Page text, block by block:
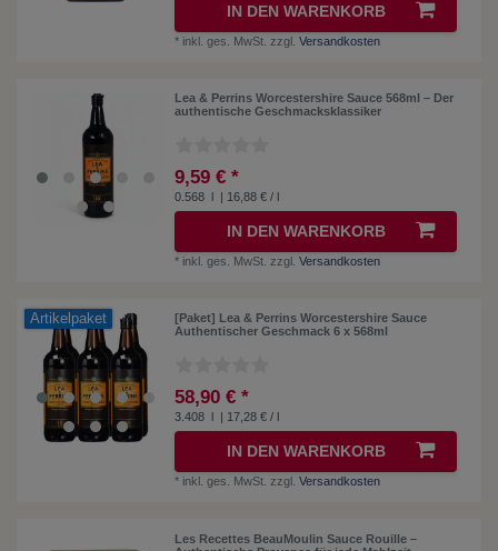
IN DEN WARENKORB
* inkl. ges. MwSt. zzgl.Versandkosten
Lea & Perrins Worcestershire Sauce 568ml – Der
authentische Geschmacksklassiker
9,59 € *
0.568 l | 16,88 € / l
IN DEN WARENKORB
* inkl. ges. MwSt. zzgl.Versandkosten
Artikelpaket
[Paket] Lea & Perrins Worcestershire Sauce
Authentischer Geschmack 6 x 568ml
58,90 € *
3.408 | 17,28 € / l
IN DEN WARENKORB
* inkl. ges. MwSt. zzgl.Versandkosten
Les Recettes BeauMoulin Sauce Rouille –